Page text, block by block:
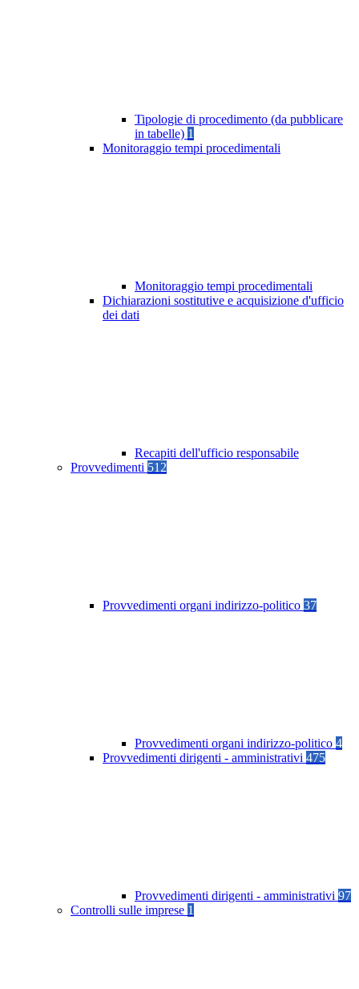
Tipologie di procedimento (da pubblicare
in tabelle) 1
Monitoraggio tempi procedimentali
Monitoraggio tempi procedimentali
Dichiarazioni sostitutive e acquisizione d'ufficio
dei dati
Recapiti dell'ufficio responsabile
Provvedimenti 512
Provvedimenti organi indirizzo-politico 37
Provvedimenti organi indirizzo-politico 4
Provvedimenti dirigenti - amministrativi 475
Provvedimenti dirigenti - amministrativi 97
Controlli sulle imprese 1